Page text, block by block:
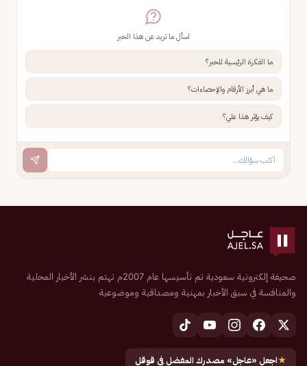
اسأل ما تريد عن هذا الخبر
ما الفكرة الرئيسية للخبر؟
ما هي أبرز الأرقام والإحصاءات؟
كيف يؤثر هذا علي؟
صحيفة إلكترونية سعودية تم تأسيسها عام 2007م تهتم بنشر الأخبار المحلية
والمنافسة في سبق الأخبار بمهنية ومصداقية وموضوعية
★اجعل «عاجل» مصدرك المفضل في قوقل